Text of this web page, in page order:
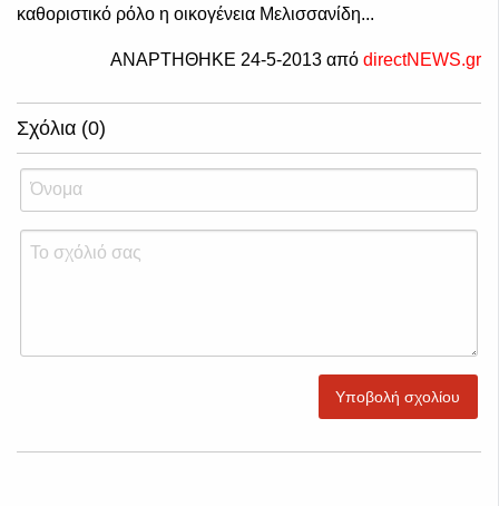
καθοριστικό ρόλο η οικογένεια Μελισσανίδη...
ΑΝΑΡΤΗΘΗΚΕ 24-5-2013 από directNEWS.gr
Σχόλια (0)
Υποβολή σχολίου